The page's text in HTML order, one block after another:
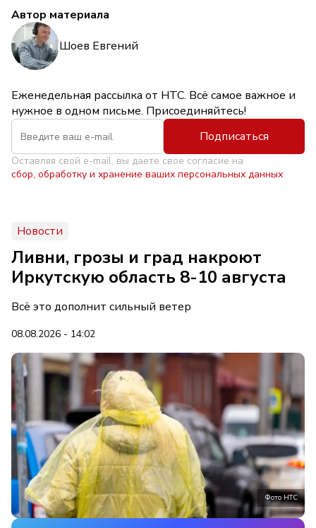
Автор материала
Шоев Евгений
Еженедельная рассылка от НТС. Всё самое важное и
нужное в одном письме. Присоединяйтесь!
Подписаться
Оставляя свой e-mail, вы даете свое согласие на
сбор, обработку и хранение ваших персональных данных
Новости
Ливни, грозы и град накроют
Иркутскую область 8-10 августа
Всё это дополнит сильный ветер
08.08.2026 - 14:02
Фото НТС